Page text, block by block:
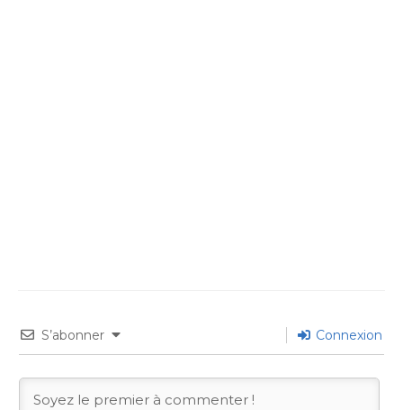
S’abonner Connexion